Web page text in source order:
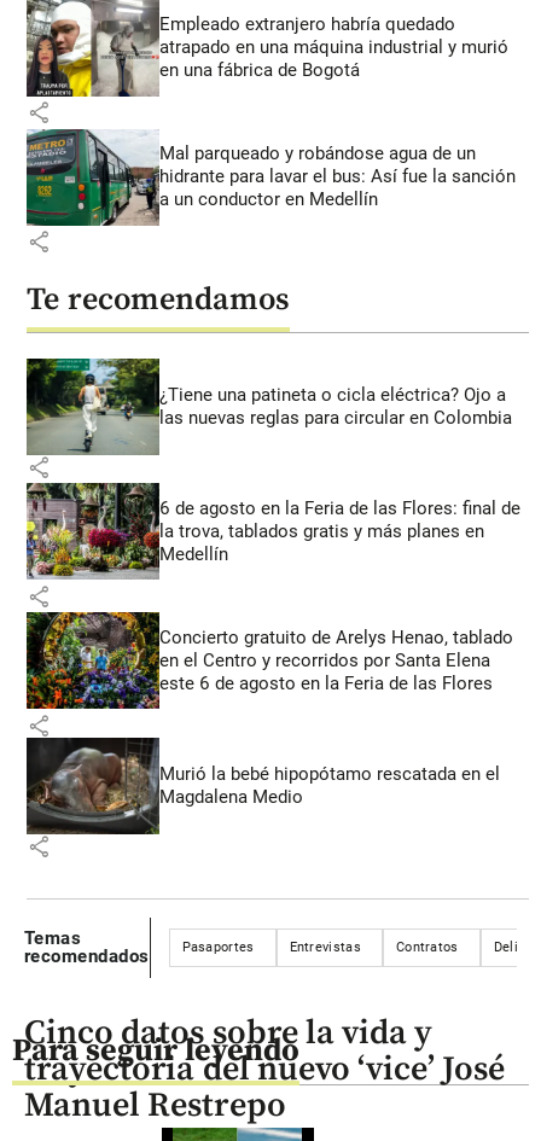
Empleado extranjero habría quedado
atrapado en una máquina industrial y murió
en una fábrica de Bogotá
share
Mal parqueado y robándose agua de un
hidrante para lavar el bus: Así fue la sanción
a un conductor en Medellín
share
Te recomendamos
¿Tiene una patineta o cicla eléctrica? Ojo a
las nuevas reglas para circular en Colombia
share
6 de agosto en la Feria de las Flores: final de
la trova, tablados gratis y más planes en
Medellín
share
Concierto gratuito de Arelys Henao, tablado
en el Centro y recorridos por Santa Elena
este 6 de agosto en la Feria de las Flores
share
Murió la bebé hipopótamo rescatada en el
Magdalena Medio
share
Temas
recomendados
Pasaportes Entrevistas Contratos Delitos
Para seguir leyendo
Cinco datos sobre la vida y
trayectoria del nuevo ‘vice’ José
Manuel Restrepo